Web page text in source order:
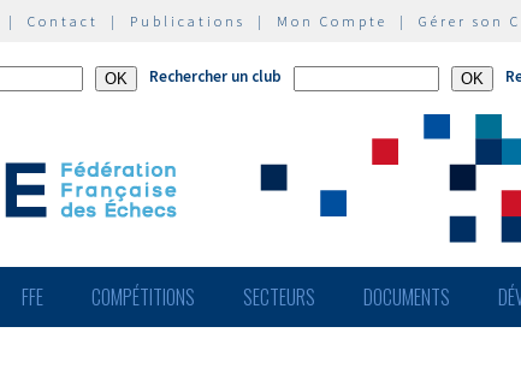
| Contact | Publications | Mon Compte | Gérer son
Rechercher un club
FFE COMPÉTITIONS SECTEURS DOCUMENTS